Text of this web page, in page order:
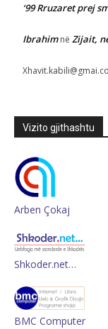
‘99 Rruzaret prej
Ibrahimnë Zijait,
Vizito gjithashtu
Arben Çokaj
Shkoder.net…
BMC Computer